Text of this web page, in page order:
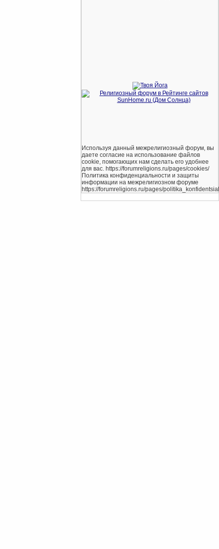
Используя данный межрелигиозный форум, вы
даете согласие на использование файлов
cookie, помогающих нам сделать его удобнее
для вас. https://forumreligions.ru/pages/cookies/
Политика конфиденциальности и защиты
информации на межрелигиозном форуме
https://forumreligions.ru/pages/